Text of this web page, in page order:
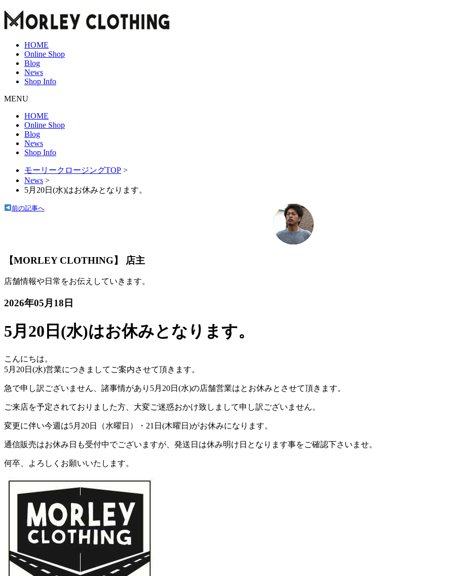
HOME
Online Shop
Blog
News
Shop Info
MENU
HOME
Online Shop
Blog
News
Shop Info
モーリークロージングTOP >
News >
5月20日(水)はお休みとなります。
前の記事へ
【MORLEY CLOTHING】 店主
店舗情報や日常をお伝えしていきます。
2026年05月18日
5月20日(水)はお休みとなります。
こんにちは。
5月20日(水)営業につきましてご案内させて頂きます。
急で申し訳ございません、諸事情があり5月20日(水)の店舗営業はとお休みとさせて頂きます。
ご来店を予定されておりました方、大変ご迷惑おかけ致しまして申し訳ございません。
変更に伴い今週は5月20日（水曜日）・21日(木曜日)がお休みになります。
通信販売はお休み日も受付中でございますが、発送日は休み明け日となります事をご確認下さいませ。
何卒、よろしくお願いいたします。